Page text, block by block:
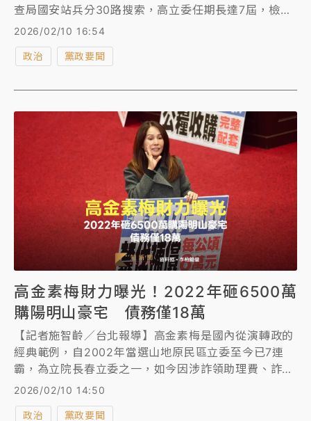
查局國安站兵分30路搜索，高立委任期長達7屆，檢調
今進入其國會辦公室耗時7小時才結束搜索任務，下午4
物。
2026/02/10 16:54
政治 黨政要聞
高金素梅財力曝光！2022年砸6500萬
購陽明山豪宅 債務僅18萬
【記者施智齡／台北報導】高金素梅是國內從演轉政的
經典範例，自2002年當選山地原民區立委至今已7連
霸，為立院長春立委之一，如今因涉詐領助理費、詐領
某協會補助款遭北檢、調查局兵分30路搜索，經查詢財
產申報、謄本資料得知，高金素梅2020至2022年取得
2026/02/10 14:50
政治 黨政要聞